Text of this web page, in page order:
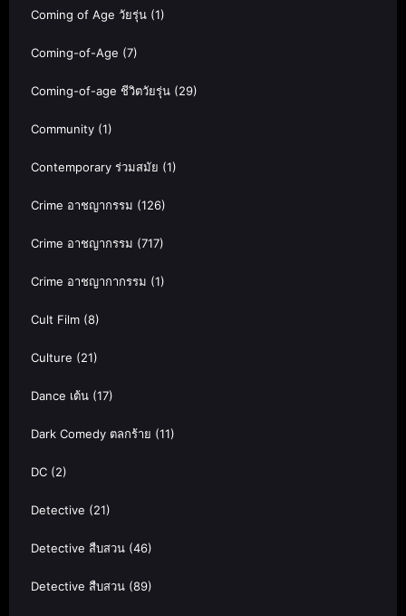
Coming of Age วัยรุ่น (1)
Coming-of-Age (7)
Coming-of-age ชีวิตวัยรุ่น (29)
Community (1)
Contemporary ร่วมสมัย (1)
Crime อาชญากรรม (126)
Crime อาชญากรรม (717)
Crime อาชญากากรรม (1)
Cult Film (8)
Culture (21)
Dance เต้น (17)
Dark Comedy ตลกร้าย (11)
DC (2)
Detective (21)
Detective สืบสวน (46)
Detective สืบสวน (89)